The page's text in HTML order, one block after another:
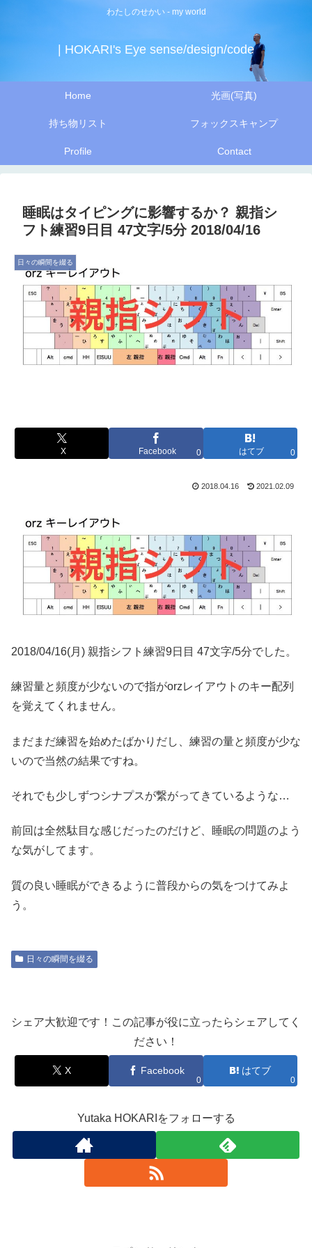
わたしのせかい - my world
| HOKARI's Eye sense/design/code
Home 光画(写真)
持ち物リスト フォックスキャンプ
Profile Contact
睡眠はタイピングに影響するか？ 親指シ
フト練習9日目 47文字/5分 2018/04/16
日々の瞬間を綴る
X Facebook 0 はてブ 0
2018.04.16 2021.02.09
2018/04/16(月) 親指シフト練習9日目 47文字/5分でした。
練習量と頻度が少ないので指がorzレイアウトのキー配列
を覚えてくれません。
まだまだ練習を始めたばかりだし、練習の量と頻度が少な
いので当然の結果ですね。
それでも少しずつシナプスが繋がってきているような…
前回は全然駄目な感じだったのだけど、睡眠の問題のよう
な気がしてます。
質の良い睡眠ができるように普段からの気をつけてみよ
う。
日々の瞬間を綴る
シェア大歓迎です！この記事が役に立ったらシェアしてく
ださい！
X Facebook
0
はてブ
0
Yutaka HOKARIをフォローする